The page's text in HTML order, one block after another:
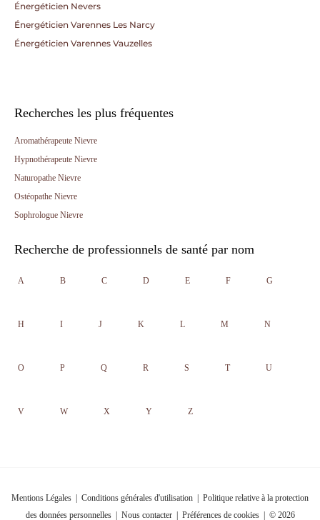
Énergéticien Nevers
Énergéticien Varennes Les Narcy
Énergéticien Varennes Vauzelles
Recherches les plus fréquentes
Aromathérapeute Nievre
Hypnothérapeute Nievre
Naturopathe Nievre
Ostéopathe Nievre
Sophrologue Nievre
Recherche de professionnels de santé par nom
A B C D E F G
H I J K L M N
O P Q R S T U
V W X Y Z
Mentions Légales Conditions générales d'utilisation
Politique relative à la protection
des données personnelles| Nous contacter| Préférences de cookies| © 2026